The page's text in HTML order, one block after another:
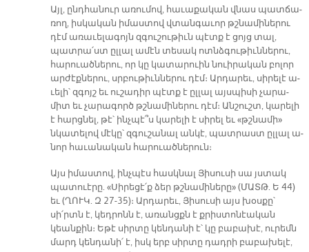
Այլ, ընդ­հա­նուր ա­ռու­մով, հա­ւա­քա­կան վնաս պատ­ճա­
ռող, իս­կա­կան ի­մաս­տով վտան­գա­ւոր թշնա­մի­նե­րու
դէմ ա­ռա­ւե­լա­գոյն զգու­շու­թիւն պէտք է ցոյց տալ,
պատ­րա՛ստ ըլ­լալ ա­մէն տե­սակ ոտնձ­գու­թիւն­նե­րու,
հա­րուած­նե­րու, որ կը կա­տա­րուին նուի­րա­կան բո­լոր
ար­ժէք­նե­րու, սրբու­թիւն­նե­րու դէմ։ Ար­դա­րեւ, սի­րե­լէ ա­
ւե­լի՝ զգոյշ եւ ու­շա­դիր պէտք է ըլ­լալ այս­պի­սի չա­րա­
միտ եւ չա­րա­գործ թշնա­մի­նե­րու դէմ։ Ան­շուշտ, կա­րե­լի
է հարց­նել, թէ՝ ինչ­պէ՞ս կա­րե­լի է սի­րել եւ «թշնա­մի»
նկա­տե­լով մէ­կը՝ զգու­շա­նալ ան­կէ, պատ­րաստ ըլ­լալ ա­
նոր հա­ւա­նա­կան հա­րուած­նե­րուն։
Այս ի­մաս­տով, ինչ­պէս հասկ­նալ Յի­սու­սի սա յստակ
պա­տուէ­րը. «Սի­րե­ցէ՛ք ձեր թշնա­մի­նե­րը» (ՄԱՏԹ. Ե 44)
եւ (ՂՈՒԿ. Զ 27-35)։ Ար­դա­րեւ, Յի­սու­սի այս խօս­քը՝
սի՛րտն է, կեդ­րոնն է, ա­ռանցքն է քրիս­տո­նէա­կան
կեան­քին։ Ե­թէ սիր­տը կեն­դա­նի է՝ կը բա­բա­խէ, ու­րեմն
մարդ կեն­դա­նի՛ է, իսկ երբ սիր­տը դադ­րի բա­բա­խե­լէ,